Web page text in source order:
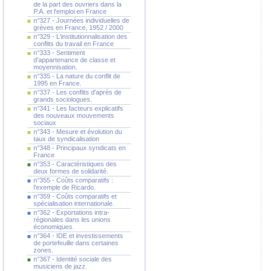
de la part des ouvriers dans la
P.A. et l'emploi en France
n°327 - Journées individuelles de
grèves en France, 1952 / 2000
n°329 - L'institutionnalisation des
conflits du travail en France
n°333 - Sentiment
d'appartenance de classe et
moyennisation.
n°335 - La nature du conflit de
1995 en France.
n°337 - Les conflits d'après de
grands sociologues.
n°341 - Les facteurs explicatifs
des nouveaux mouvements
sociaux
n°343 - Mesure et évolution du
taux de syndicalisation
n°348 - Principaux syndicats en
France
n°353 - Caractéristiques des
deux formes de solidarité.
n°355 - Coûts comparatifs :
l'exemple de Ricardo.
n°359 - Coûts comparatifs et
spécialisation internationale.
n°362 - Exportations intra-
régionales dans les unions
économiques.
n°364 - IDE et investissements
de portefeuille dans certaines
zones.
n°367 - Identité sociale des
musiciens de jazz.